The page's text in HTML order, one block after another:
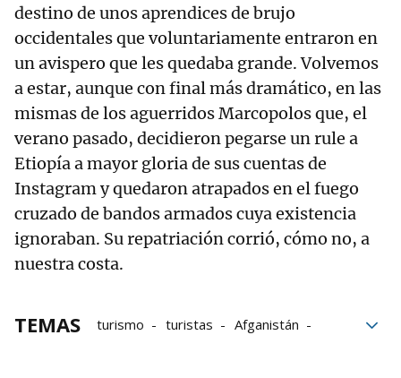
destino de unos aprendices de brujo
occidentales que voluntariamente entraron en
un avispero que les quedaba grande. Volvemos
a estar, aunque con final más dramático, en las
mismas de los aguerridos Marcopolos que, el
verano pasado, decidieron pegarse un rule a
Etiopía a mayor gloria de sus cuentas de
Instagram y quedaron atrapados en el fuego
cruzado de bandos armados cuya existencia
ignoraban. Su repatriación corrió, cómo no, a
nuestra costa.
TEMAS turismo turistas
Afganistán